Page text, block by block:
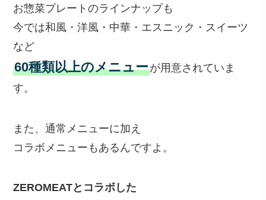
お惣菜プレートのラインナップも
今では和風・洋風・中華・エスニック・スイーツ
など
60種類以上のメニューが用意されていま
す。
また、通常メニューに加え
コラボメニューもあるんですよ。
ZEROMEATとコラボした